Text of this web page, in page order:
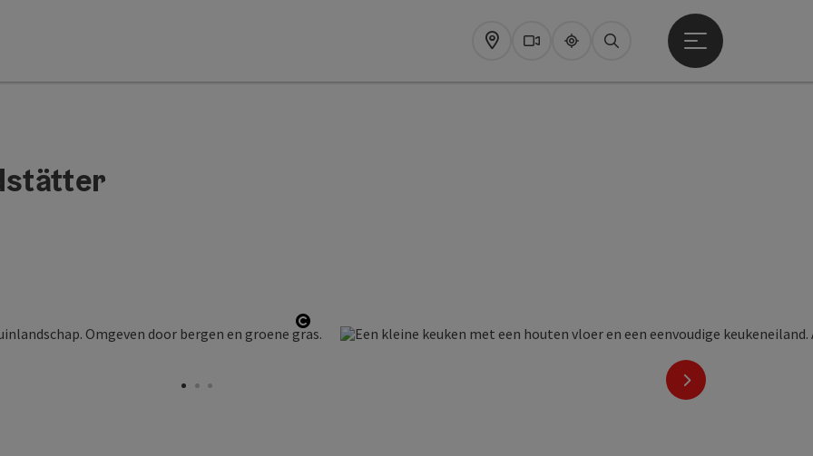
Map WebcamsUpperguide
Zoeken
Startmenu openen
Start Copyright
nächstes Element